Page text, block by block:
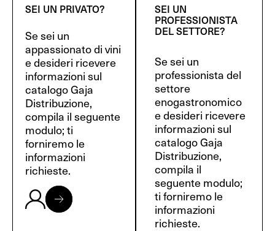
SEI UN PRIVATO?
Se sei un
appassionato di vini
e desideri ricevere
informazioni sul
catalogo Gaja
Distribuzione,
compila il seguente
modulo; ti
forniremo le
informazioni
richieste.
SEI UN
PROFESSIONISTA
DEL SETTORE?
Se sei un
professionista del
settore
enogastronomico
e desideri ricevere
informazioni sul
catalogo Gaja
Distribuzione,
compila il
seguente modulo;
ti forniremo le
informazioni
richieste.